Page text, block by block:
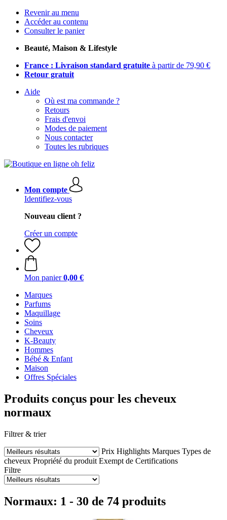
Revenir au menu
Accéder au contenu
Consulter le panier
Beauté, Maison & Lifestyle
France : Livraison standard gratuite à partir de 79,90 €
Retour gratuit
Aide
Où est ma commande ?
Retours
Frais d'envoi
Modes de paiement
Nous contacter
Toutes les rubriques
Mon compte
Identifiez-vous
Nouveau client ?
Créer un compte
Mon panier 0,00 €
Marques
Parfums
Maquillage
Soins
Cheveux
K-Beauty
Hommes
Bébé & Enfant
Maison
Offres Spéciales
Produits conçus pour les cheveux
normaux
Filtrer & trier
Prix Highlights Marques Types de
cheveux Propriété du produit Exempt de Certifications
Filtre
Normaux: 1 - 30 de 74 produits